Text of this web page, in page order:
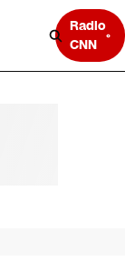
Radio
CNN